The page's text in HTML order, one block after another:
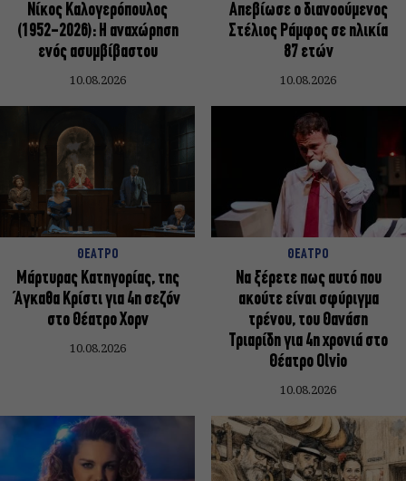
Nίκος Καλογερόπουλος
(1952-2026): Η αναχώρηση
ενός ασυμβίβαστου
10.08.2026
Απεβίωσε ο διανοούμενος
Στέλιος Ράμφος σε ηλικία
87 ετών
10.08.2026
ΘΕΑΤΡΟ
Μάρτυρας Κατηγορίας, της
Άγκαθα Κρίστι για 4η σεζόν
στο Θέατρο Χορν
10.08.2026
ΘΕΑΤΡΟ
Να ξέρετε πως αυτό που
ακούτε είναι σφύριγμα
τρένου, του Θανάση
Τριαρίδη για 4η χρονιά στο
Θέατρο Olvio
10.08.2026